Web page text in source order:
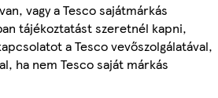
vagy a Tesco sajátmárkás
tájékoztatást szeretnél kapni,
a Tesco vevőszolgálatával,
ha nem Tesco saját márkás